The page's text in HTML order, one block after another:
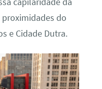
do
e Cidade Dutra.